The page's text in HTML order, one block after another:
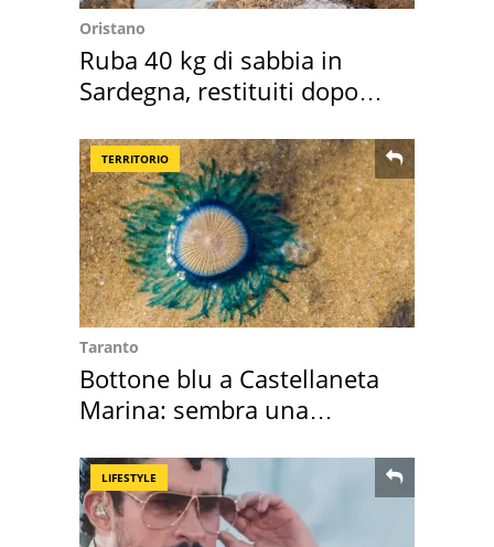
Oristano
Ruba 40 kg di sabbia in
Sardegna, restituiti dopo
TERRITORIO
Taranto
Bottone blu a Castellaneta
Marina: sembra una
LIFESTYLE